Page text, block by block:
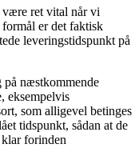
være ret vital når vi
er det faktisk
leveringstidspunkt på
på næstkommende
eksempelvis
som alligevel betinges
tidspunkt, sådan at de
forinden